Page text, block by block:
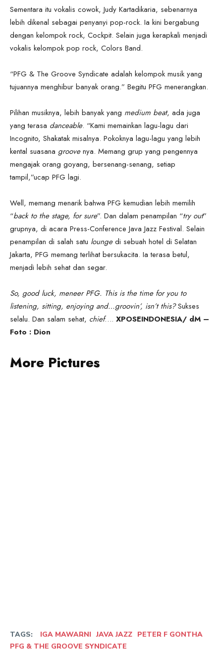
Sementara itu vokalis cowok, Judy Kartadikaria, sebenarnya
lebih dikenal sebagai penyanyi pop-rock. Ia kini bergabung
dengan kelompok rock, Cockpit. Selain juga kerapkali menjadi
vokalis kelompok pop rock, Colors Band.
“PFG & The Groove Syndicate adalah kelompok musik yang
tujuannya menghibur banyak orang.” Begitu PFG menerangkan.
Pilihan musiknya, lebih banyak yang medium beat, ada juga
yang terasa danceable. “Kami memainkan lagu-lagu dari
Incognito, Shakatak misalnya. Pokoknya lagu-lagu yang lebih
kental suasana groovenya. Memang grup yang pengennya
mengajak orang goyang, bersenang-senang, setiap
tampil,”ucap PFG lagi.
Well, memang menarik bahwa PFG kemudian lebih memilih
“back to the stage, for sure”. Dan dalam penampilan “try out”
grupnya, di acara Press-Conference Java Jazz Festival. Selain
penampilan di salah satu loungedi sebuah hotel di Selatan
Jakarta, PFG memang terlihat bersukacita. Ia terasa betul,
menjadi lebih sehat dan segar.
So, good luck, meneer PFG. This is the time for you to
listening, sitting, enjoying and…groovin’, isn’t this?Sukses
selalu. Dan salam sehat, chief…. XPOSEINDONESIA/ dM –
Foto : Dion
More Pictures
TAGS: IGA MAWARNI JAVA JAZZ PETER F GONTHA
PFG & THE GROOVE SYNDICATE